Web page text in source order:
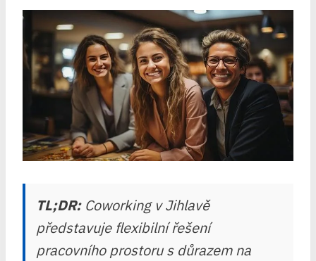
TL;DR:Coworking v Jihlavě
představuje flexibilní řešení
pracovního prostoru s důrazem na